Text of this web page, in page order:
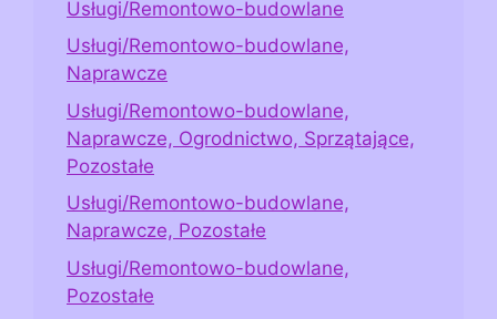
Usługi/Remontowo-budowlane
Usługi/Remontowo-budowlane,
Naprawcze
Usługi/Remontowo-budowlane,
Naprawcze, Ogrodnictwo, Sprzątające,
Pozostałe
Usługi/Remontowo-budowlane,
Naprawcze, Pozostałe
Usługi/Remontowo-budowlane,
Pozostałe